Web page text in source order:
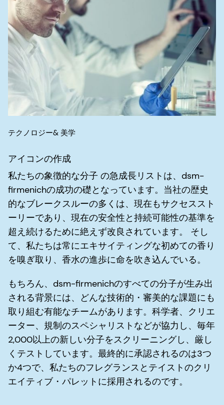
テクノロジー& 美学
アイコンの作成
私たちの象徴的な分子 の急成長リストは、dsm-
firmenichの成功の礎となっています。当社の歴史
的なブレークスルーの多くは、現在もサクセススト
ーリーであり、現在の安全性と持続可能性の基準を
超え続けるために絶えず改良されています。 そし
て、私たちは常にエキサイティングな初めての香り
を嗅ぎ取り、香水の進歩に命を吹き込んでいる。
もちろん、dsm-firmenichのすべての分子が生み出
される背景には、どんな技術的・審美的な課題にも
取り組む有能なチームがあります。科学者、クリエ
ーター、規制のスペシャリストなどが協力し、毎年
2,000以上の新しい分子をスクリーニングし、厳し
くテストしています。最終的に承認されるのは3つ
か4つで、私たちのフレグランスとテイストのクリ
エイティブ・パレットに採用されるのです。